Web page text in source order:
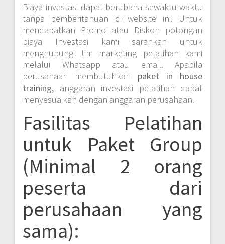
Biaya investasi dapat berubaha sewaktu-waktu
tanpa pemberitahuan di website ini. Untuk
mendapatkan Promo atau Diskon potongan
biaya Investasi kami sarankan untuk
menghubungi tim marketing pelatihan kami
melalui Whatsapp atau email. Apabila
perusahaan membutuhkan paket in house
training, anggaran investasi pelatihan dapat
menyesuaikan dengan anggaran perusahaan.
Fasilitas Pelatihan
untuk Paket Group
(Minimal 2 orang
peserta dari
perusahaan yang
sama):